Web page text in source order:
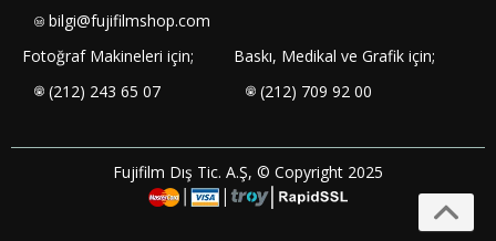
bilgi@fujifilmshop.com
Fotoğraf Makineleri için;
(212) 243 65 07
Baskı, Medikal ve Grafik için;
(212) 709 92 00
Fujifilm Dış Tic. A.Ş, © Copyright 2025